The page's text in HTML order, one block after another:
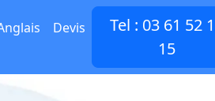
Devis
Tel : 03 61 52
15